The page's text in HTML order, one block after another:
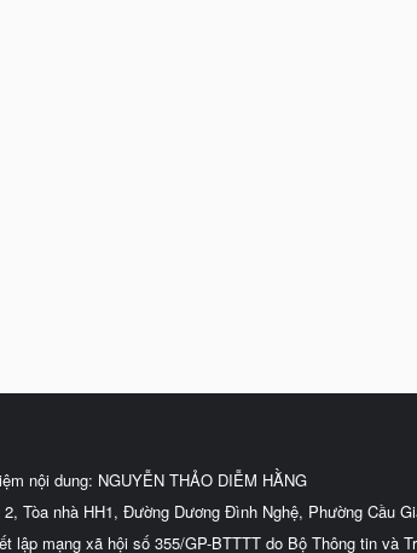
nội dung: NGUYỄN THẢO DIỄM HẰNG
Tòa nhà HH1, Đường Dương Đình Nghệ, Phường Cầu
lập mạng xã hội số 355/GP-BTTTT do Bộ Thông tin và